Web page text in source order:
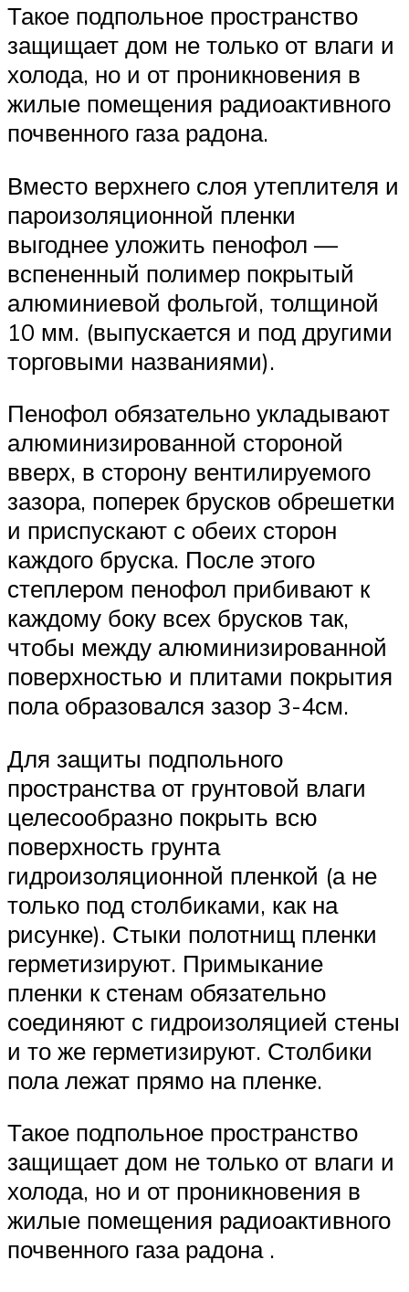
Такое подпольное пространство
защищает дом не только от влаги и
холода, но и от проникновения в
жилые помещения радиоактивного
почвенного газа радона.
Вместо верхнего слоя утеплителя и
пароизоляционной пленки
выгоднее уложить пенофол —
вспененный полимер покрытый
алюминиевой фольгой, толщиной
10 мм. (выпускается и под другими
торговыми названиями).
Пенофол обязательно укладывают
алюминизированной стороной
вверх, в сторону вентилируемого
зазора, поперек брусков обрешетки
и приспускают с обеих сторон
каждого бруска. После этого
степлером пенофол прибивают к
каждому боку всех брусков так,
чтобы между алюминизированной
поверхностью и плитами покрытия
пола образовался зазор 3-4см.
Для защиты подпольного
пространства от грунтовой влаги
целесообразно покрыть всю
поверхность грунта
гидроизоляционной пленкой (а не
только под столбиками, как на
рисунке). Стыки полотнищ пленки
герметизируют. Примыкание
пленки к стенам обязательно
соединяют с гидроизоляцией стены
и то же герметизируют. Столбики
пола лежат прямо на пленке.
Такое подпольное пространство
защищает дом не только от влаги и
холода, но и от проникновения в
жилые помещения радиоактивного
почвенного газа радона .